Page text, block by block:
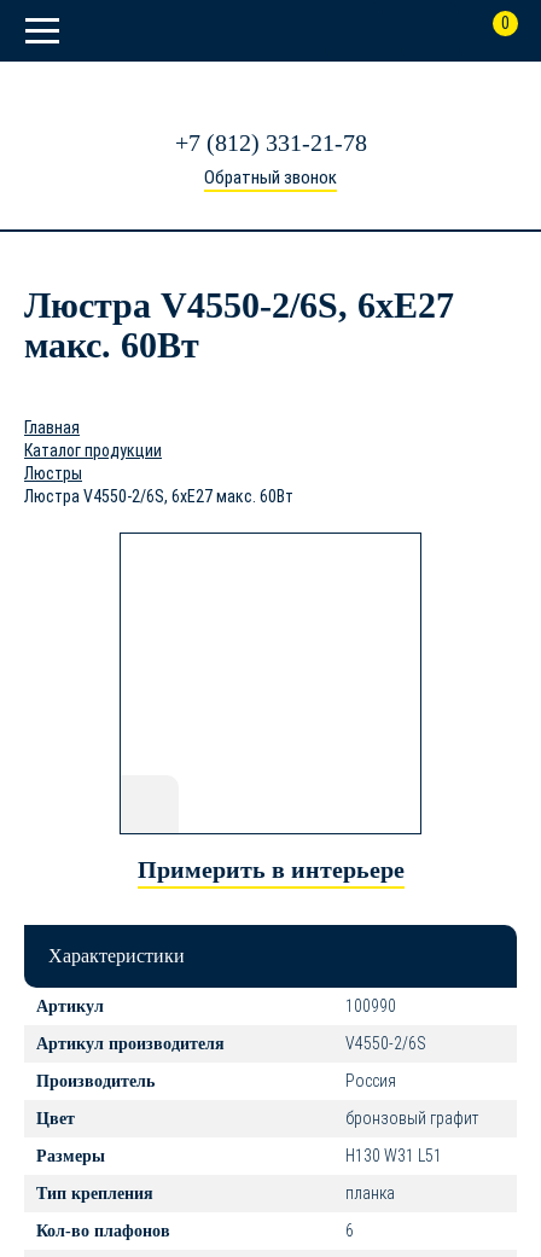
0
+7 (812) 331-21-78
Обратный звонок
Люстра V4550-2/6S, 6хE27
макс. 60Вт
Главная
Каталог продукции
Люстры
Люстра V4550-2/6S, 6хE27 макс. 60Вт
Примерить в интерьере
Характеристики
Артикул 100990
Артикул производителя V4550-2/6S
Производитель Россия
Цвет бронзовый графит
Размеры H130 W31 L51
Тип крепления планка
Кол-во плафонов 6